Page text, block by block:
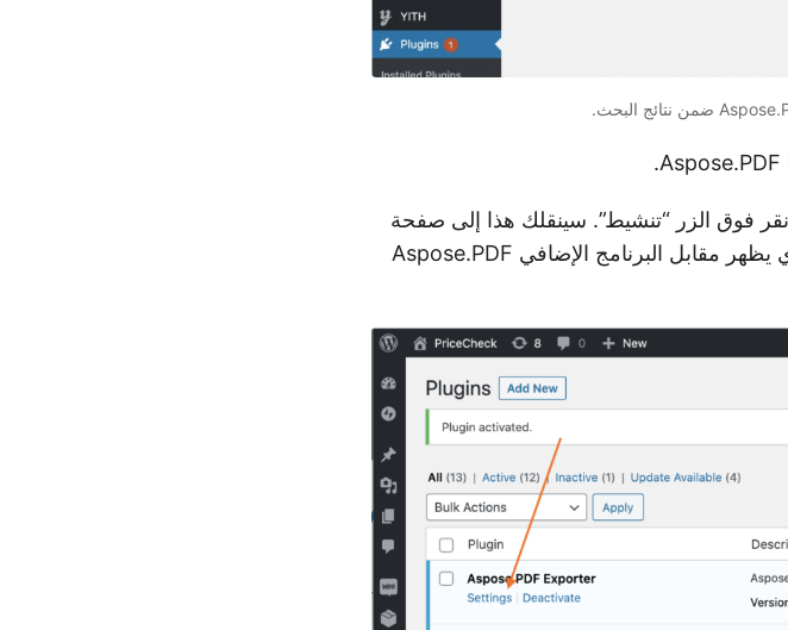
فوق الزر “تنشيط”. سينقلك هذا إلى صفحة
البرامج الإضافية، ثم انقر فوق ارتباط الإعدادات الذي يظهر مقابل البرنامج الإضافي Aspose.PDF